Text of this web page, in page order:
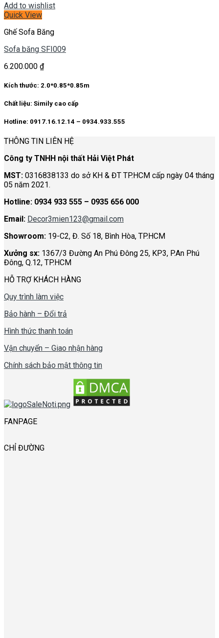
Add to wishlist
Quick View
Ghế Sofa Băng
Sofa băng SFI009
6.200.000 ₫
Kích thước: 2.0*0.85*0.85m
Chất liệu: Simily cao cấp
Hotline: 0917.16.12.14 – 0934.933.555
THÔNG TIN LIÊN HỆ
Công ty TNHH nội thất Hải Việt Phát
MST: 0316838133 do sở KH & ĐT TP.HCM cấp ngày 04 tháng
05 năm 2021.
Hotline: 0934 933 555 – 0935 656 000
Email: Decor3mien123@gmail.com
Showroom: 19-C2, Đ. Số 18, Bình Hòa, TP.HCM
Xưởng sx: 1367/3 Đường An Phú Đông 25, KP3, P.An Phú
Đông, Q.12, TP.HCM
HỖ TRỢ KHÁCH HÀNG
Quy trình làm việc
Bảo hành – Đổi trả
Hình thức thanh toán
Vận chuyển – Giao nhận hàng
Chính sách bảo mật thông tin
FANPAGE
CHỈ ĐƯỜNG